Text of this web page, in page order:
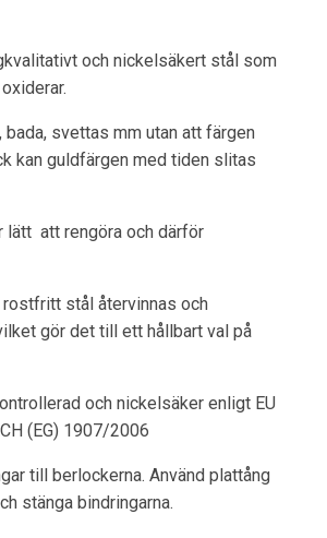
och nickelsäkert stål som
bada, svettas mm utan att färgen
kan guldfärgen med tiden slitas
lätt att rengöra och därför
stål återvinnas och
gör det till ett hållbart val på
och nickelsäker enligt EU
(EG) 1907/2006
till berlockerna. Använd plattång
stänga bindringarna.